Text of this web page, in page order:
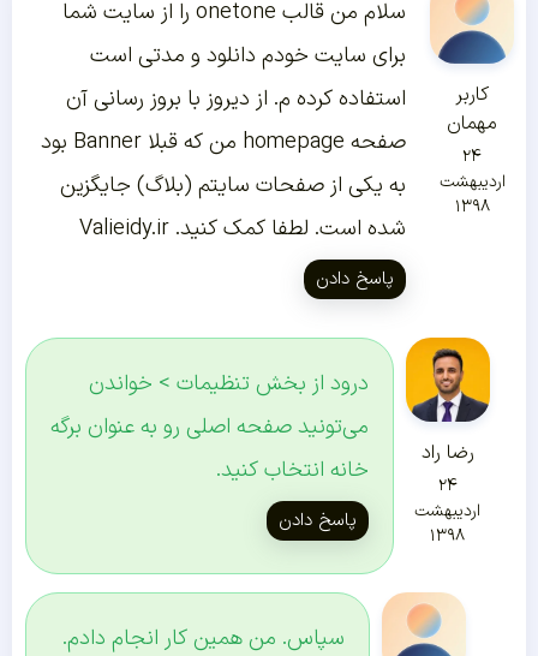
کاربر
مهمان
۲۴
اردیبهشت
۱۳۹۸
سلام من قالب onetone را از سایت شما
برای سایت خودم دانلود و مدتی است
استفاده کرده م. از دیروز با بروز رسانی آن
صفحه homepage من که قبلا Banner بود
به یکی از صفحات سایتم (بلاگ) جایگزین
شده است. لطفا کمک کنید. Valieidy.ir
پاسخ دادن
رضا راد
۲۴
اردیبهشت
۱۳۹۸
درود از بخش تنظیمات > خواندن
می‌تونید صفحه اصلی رو به عنوان برگه
خانه انتخاب کنید.
پاسخ دادن
سپاس. من همین کار انجام دادم.